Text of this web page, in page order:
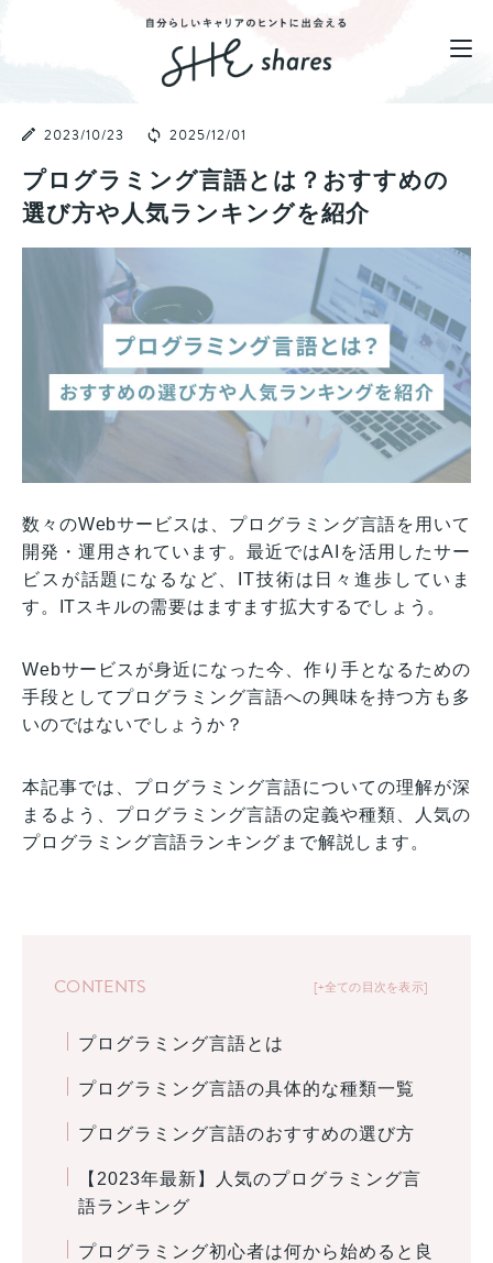
2023/10/23 2025/12/01
プログラミング言語とは？おすすめの
選び方や人気ランキングを紹介
数々のWebサービスは、プログラミング言語を用いて
開発・運用されています。最近ではAIを活用したサー
ビスが話題になるなど、IT技術は日々進歩していま
す。ITスキルの需要はますます拡大するでしょう。
Webサービスが身近になった今、作り手となるための
手段としてプログラミング言語への興味を持つ方も多
いのではないでしょうか？
本記事では、プログラミング言語についての理解が深
まるよう、プログラミング言語の定義や種類、人気の
プログラミング言語ランキングまで解説します。
+全ての目次を表示
CONTENTS
プログラミング言語とは
プログラミング言語の具体的な種類一覧
プログラミング言語のおすすめの選び方
【2023年最新】人気のプログラミング言
語ランキング
プログラミング初心者は何から始めると良